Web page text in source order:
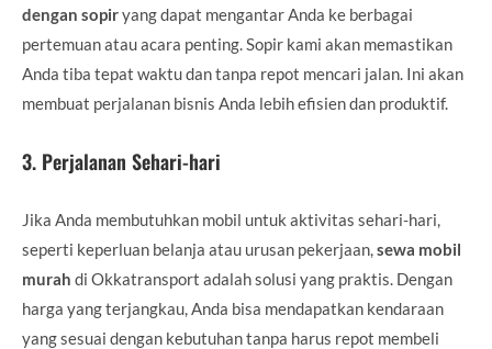
dengan sopiryang dapat mengantar Anda ke berbagai
pertemuan atau acara penting. Sopir kami akan memastikan
Anda tiba tepat waktu dan tanpa repot mencari jalan. Ini akan
membuat perjalanan bisnis Anda lebih efisien dan produktif.
3. Perjalanan Sehari-hari
Jika Anda membutuhkan mobil untuk aktivitas sehari-hari,
seperti keperluan belanja atau urusan pekerjaan, sewa mobil
murah di Okkatransport adalah solusi yang praktis. Dengan
harga yang terjangkau, Anda bisa mendapatkan kendaraan
yang sesuai dengan kebutuhan tanpa harus repot membeli